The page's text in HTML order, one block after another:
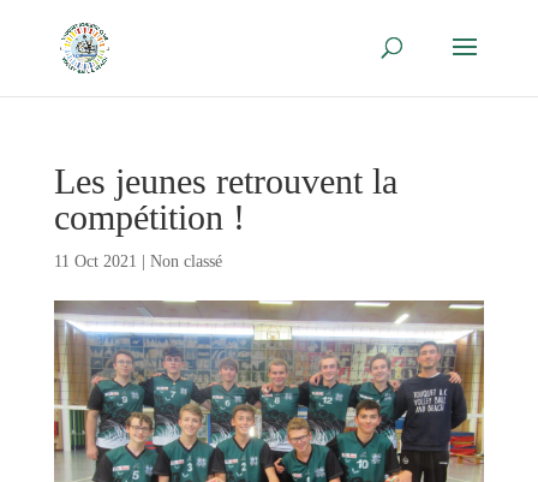
Les jeunes retrouvent la
compétition !
11 Oct 2021 Non classé